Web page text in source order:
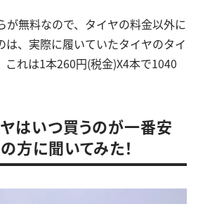
が無料なので、タイヤの料金以外に
は、実際に履いていたタイヤのタイ
これは1本260円(税金)X4本で1040
はいつ買うのが一番安
方に聞いてみた！